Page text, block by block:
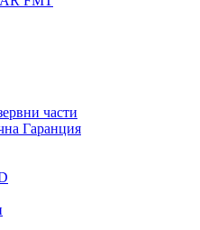
части
Гаранция